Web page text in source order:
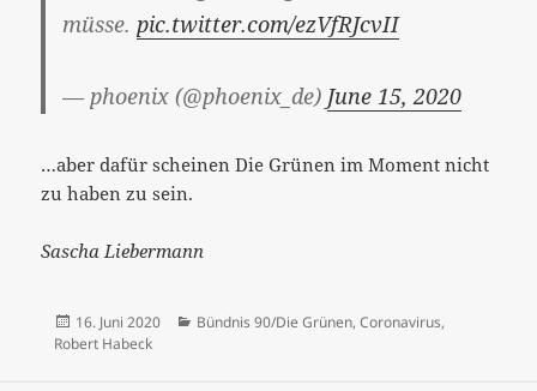
müsse.pic.twitter.com/ezVfRJcvII
— phoenix (@phoenix_de) June 15, 2020
…aber dafür scheinen Die Grünen im Moment nicht
zu haben zu sein.
Sascha Liebermann
Veröffentlicht
am
16. Juni 2020 Kategorien
Bündnis 90/Die Grünen, Coronavirus,
Robert Habeck